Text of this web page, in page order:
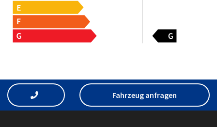
Fahrzeug anfragen